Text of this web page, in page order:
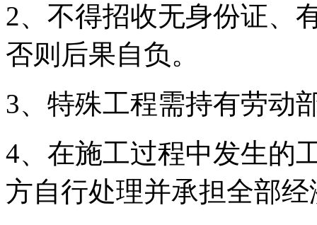
2、不得招收无身份证、
否则后果自负。
3、特殊工程需持有劳动
4、在施工过程中发生的
方自行处理并承担全部